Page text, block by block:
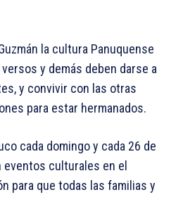
la cultura Panuquense
y demás deben darse a
y convivir con las otras
para estar hermanados.
cada domingo y cada 26 de
culturales en el
para que todas las familias y